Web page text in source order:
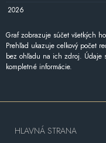
2026
Graf zobrazuje súčet všetkých
Prehľad ukazuje celkový počet
bez ohľadu na ich zdroj. Údaje
kompletné informácie.
HLAVNÁ STRANA